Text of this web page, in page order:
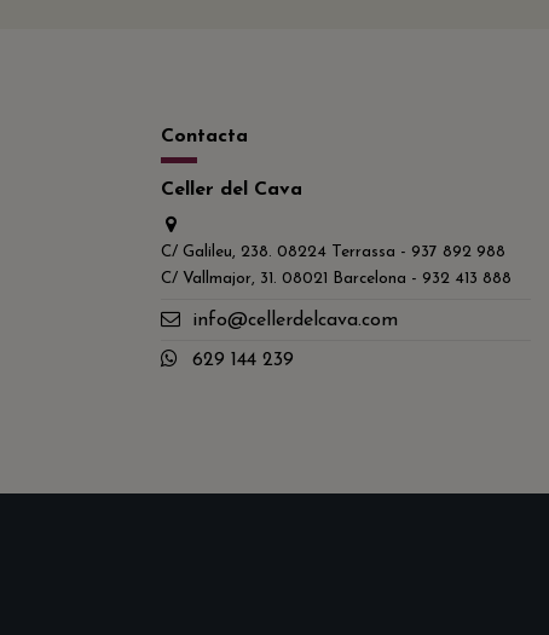
Contacta
Celler del Cava
C/ Galileu, 238. 08224 Terrassa - 937 892 988
C/ Vallmajor, 31. 08021 Barcelona - 932 413 888
info@cellerdelcava.com
629 144 239